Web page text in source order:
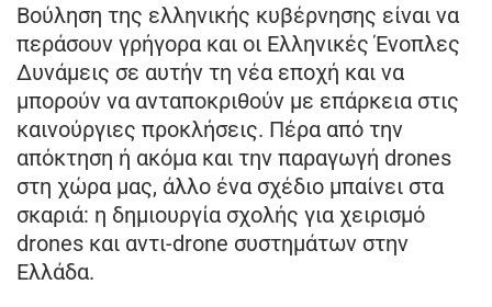
Βούληση της ελληνικής κυβέρνησης είναι να
περάσουν γρήγορα και οι Ελληνικές Ένοπλες
Δυνάμεις σε αυτήν τη νέα εποχή και να
μπορούν να ανταποκριθούν με επάρκεια στις
καινούργιες προκλήσεις. Πέρα από την
απόκτηση ή ακόμα και την παραγωγή drones
στη χώρα μας, άλλο ένα σχέδιο μπαίνει στα
σκαριά: η δημιουργία σχολής για χειρισμό
drones και αντι-drone συστημάτων στην
Ελλάδα.